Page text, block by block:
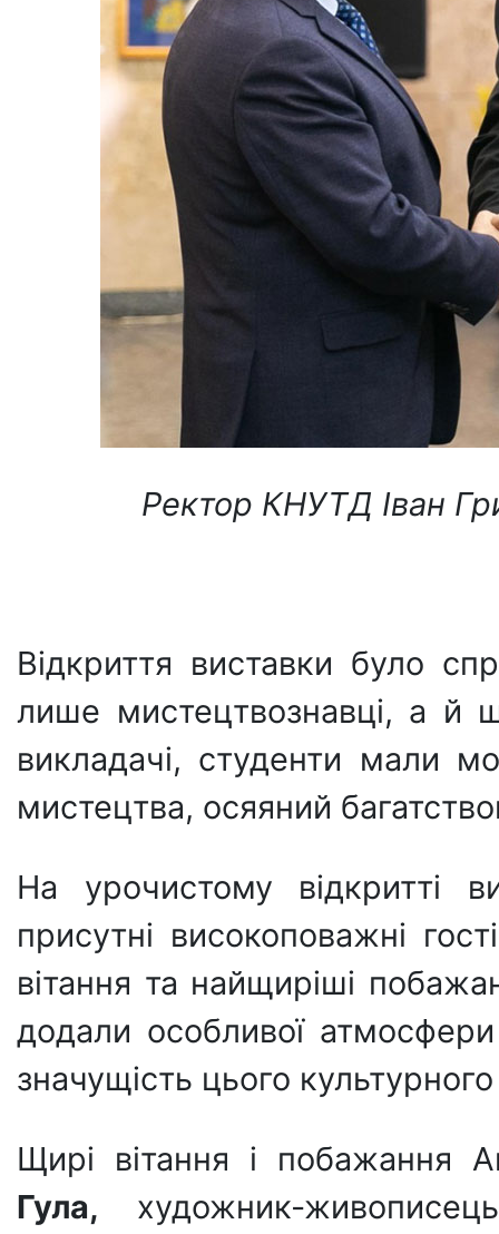
Ректор КНУТД Іван
Відкриття виставки було
лише мистецтвознавці, а й
викладачі, студенти мали
мистецтва, осяяний
На урочистому відкритті
присутні високоповажні
вітання та найщиріші
додали особливої
значущість цього
Щирі вітання і побажання
Гула, художник-